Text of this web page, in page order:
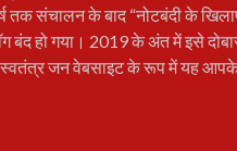
तक संचालन के बाद “नोटबंदी के
बंद हो गया। 2019 के अंत में इसे
जन वेबसाइट के रूप में यह